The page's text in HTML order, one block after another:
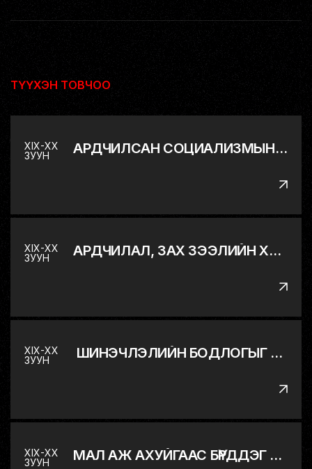
ТҮҮХЭН ТОВЧОО
XIX-XX
ЗУУН
АРДЧИЛСАН СОЦИАЛИЗМЫН ДЭВШИЛТЭТ ХЭЛБЭР РҮҮ
XIX-XX
ЗУУН
АРДЧИЛАЛ, ЗАХ ЗЭЭЛИЙН ХАРИЛЦААНД ШИЛЖИХ ЯВЦ
XIX-XX
ЗУУН
ШИНЭЧЛЭЛИЙН БОДЛОГЫГ ЭХЛҮҮЛЭВ
XIX-XX
ЗУУН
МАЛ АЖ АХУЙГААС БҮРДДЭГ МОНГОЛ ОРНЫ ЭДИЙН ЗАСГИЙГ ОЛОН САЛБАРТ ШИЛЖҮҮЛЭВ